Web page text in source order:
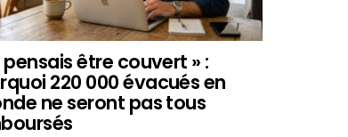
pensais être couvert » :
220 000 évacués en
ne seront pas tous